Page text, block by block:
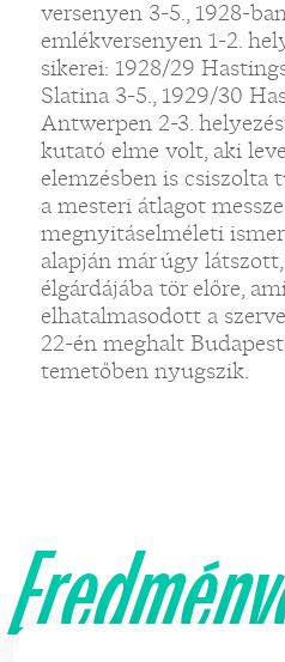
versenyen 3-5., 1928-
emlékversenyen 1-2.
sikerei: 1928/29
Slatina 3-5., 1929/30
Antwerpen 2-3.
kutató elme volt, aki
elemzésben is csiszolta
a mesteri átlagot
megnyitáselméleti
alapján már úgy
élgárdájába tör előre,
elhatalmasodott a
22-én meghalt
temetőben nyugszik.